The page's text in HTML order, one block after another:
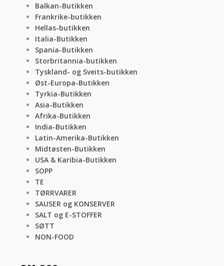
Balkan-Butikken
Frankrike-butikken
Hellas-butikken
Italia-Butikken
Spania-Butikken
Storbritannia-butikken
Tyskland- og Sveits-butikken
Øst-Europa-Butikken
Tyrkia-Butikken
Asia-Butikken
Afrika-Butikken
India-Butikken
Latin-Amerika-Butikken
Midtøsten-Butikken
USA & Karibia-Butikken
SOPP
TE
TØRRVARER
SAUSER og KONSERVER
SALT og E-STOFFER
SØTT
NON-FOOD